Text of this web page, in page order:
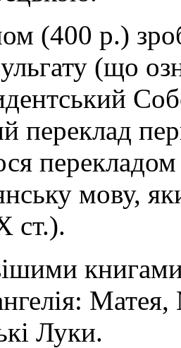
(400 р.)
(що
переклад
мову,
ст.).
Луки.